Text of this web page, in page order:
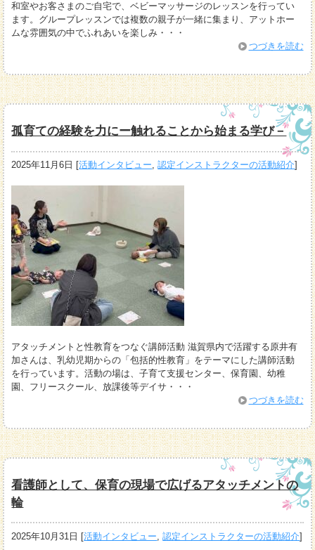
和室やお客さまのご自宅で、ベビーマッサージのレッスンを行ってい
ます。グループレッスンでは複数の親子が一緒に集まり、アットホー
ムな雰囲気の中でふれあいを楽しみ・・・
つづきを読む
孤育ての経験を力にー触れることから始まる学び－
2025年11月6日 [活動インタビュー ,認定インストラクターの活動紹介]
アタッチメントと性教育をつなぐ講師活動 滋賀県内で活躍する原井有
加さんは、乳幼児期からの「包括的性教育」をテーマにした講師活動
を行っています。活動の場は、子育て支援センター、保育園、幼稚
園、フリースクール、放課後等デイサ・・・
つづきを読む
看護師として、保育の現場で広げるアタッチメントの
輪
2025年10月31日 [活動インタビュー ,認定インストラクターの活動紹介]